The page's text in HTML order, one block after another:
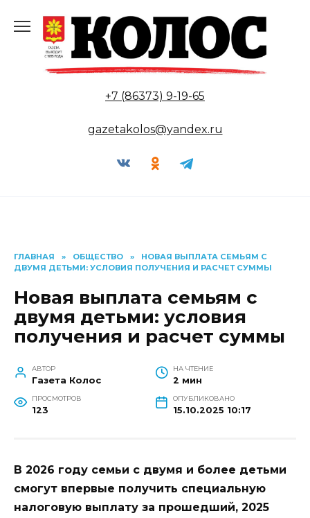
содержанию
+7 (86373) 9-19-65
gazetakolos@yandex.ru
ГЛАВНАЯ » ОБЩЕСТВО »
НОВАЯ ВЫПЛАТА СЕМЬЯМ С
ДВУМЯ ДЕТЬМИ: УСЛОВИЯ ПОЛУЧЕНИЯ И РАСЧЕТ СУММЫ
Новая выплата семьям с
двумя детьми: условия
получения и расчет суммы
АВТОР
Газета Колос
НА ЧТЕНИЕ
2 мин
ПРОСМОТРОВ
123
ОПУБЛИКОВАНО
15.10.2025 10:17
В 2026 году семьи с двумя и более детьми
смогут впервые получить специальную
налоговую выплату за прошедший, 2025